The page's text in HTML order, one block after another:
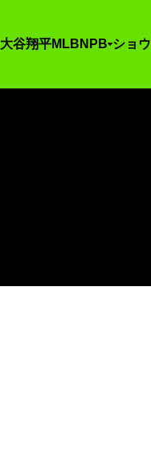
大谷翔平MLB NPB ショ